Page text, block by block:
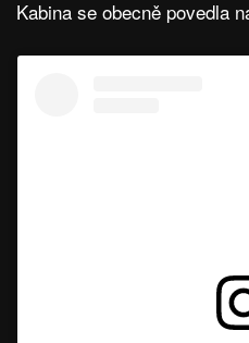
Kabina se obecně povedla